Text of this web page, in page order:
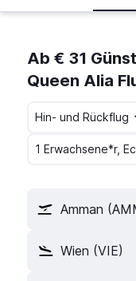
Ab € 31
Queen Alia
Hin- und Rückflug
1 Erwachsene*r,
Amman
Wien (VIE)